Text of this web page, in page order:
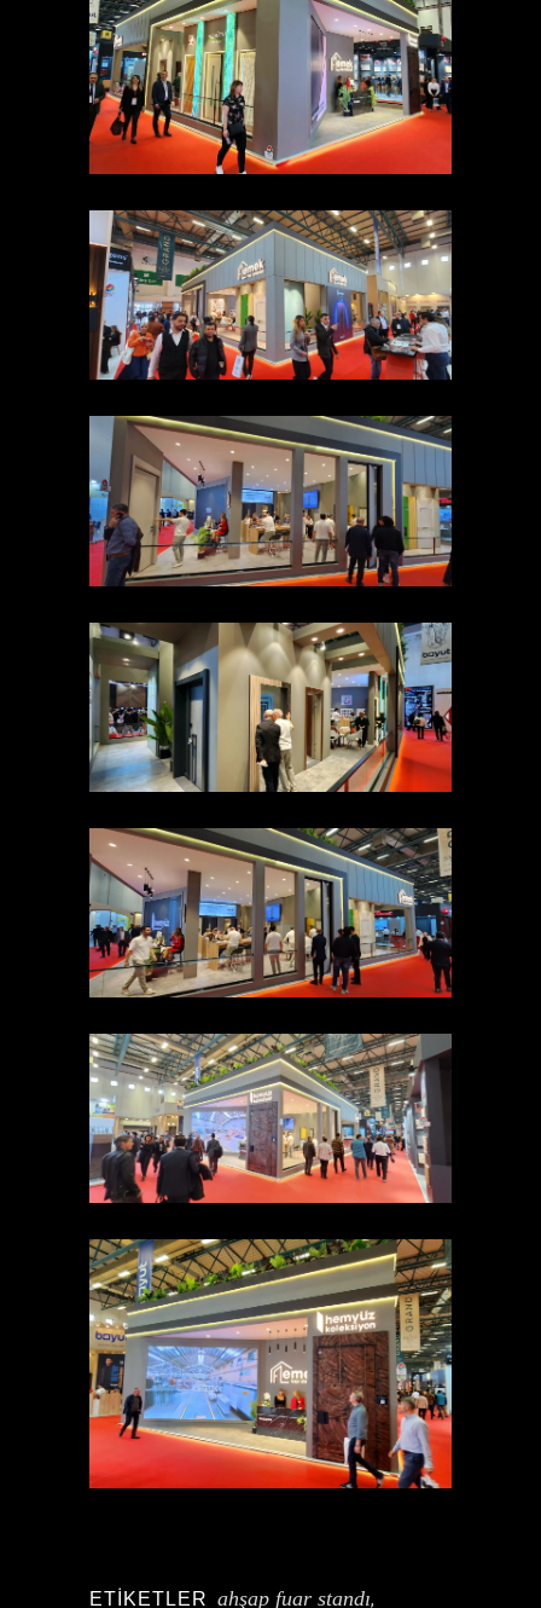
ETIKETLER ahşap fuar standı,